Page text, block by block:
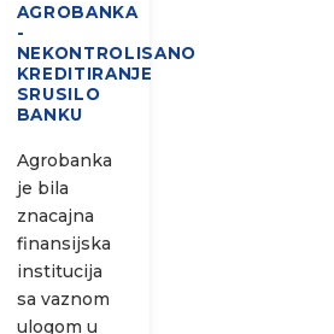
AGROBANKA
-
NEKONTROLISANO
KREDITIRANJE
SRUSILO
BANKU
Agrobanka
je bila
znacajna
finansijska
institucija
sa vaznom
ulogom u